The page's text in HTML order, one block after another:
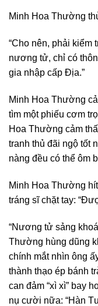
Minh Hoa Thường
“Cho nên, phải kiểm
nương tử, chỉ có
gia nhập cấp Địa.”
Minh Hoa Thường
tìm một phiếu cơm
Hoa Thường cảm
tranh thủ đãi ngộ tốt
nàng đều có thể ôm
Minh Hoa Thường
tráng sĩ chặt tay:
“Nương tử sảng
Thường hùng dũng
chính mắt nhìn ông
thành thạo ép bánh
can đảm “xì xì” bay
nụ cười nữa: “Hàn